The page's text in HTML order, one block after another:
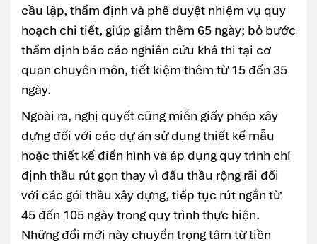
cầu lập, thẩm định và phê duyệt nhiệm vụ quy
hoạch chi tiết, giúp giảm thêm 65 ngày; bỏ bước
thẩm định báo cáo nghiên cứu khả thi tại cơ
quan chuyên môn, tiết kiệm thêm từ 15 đến 35
ngày.
Ngoài ra, nghị quyết cũng miễn giấy phép xây
dựng đối với các dự án sử dụng thiết kế mẫu
hoặc thiết kế điển hình và áp dụng quy trình chỉ
định thầu rút gọn thay vì đấu thầu rộng rãi đối
với các gói thầu xây dựng, tiếp tục rút ngắn từ
45 đến 105 ngày trong quy trình thực hiện.
Những đổi mới này chuyển trọng tâm từ tiền